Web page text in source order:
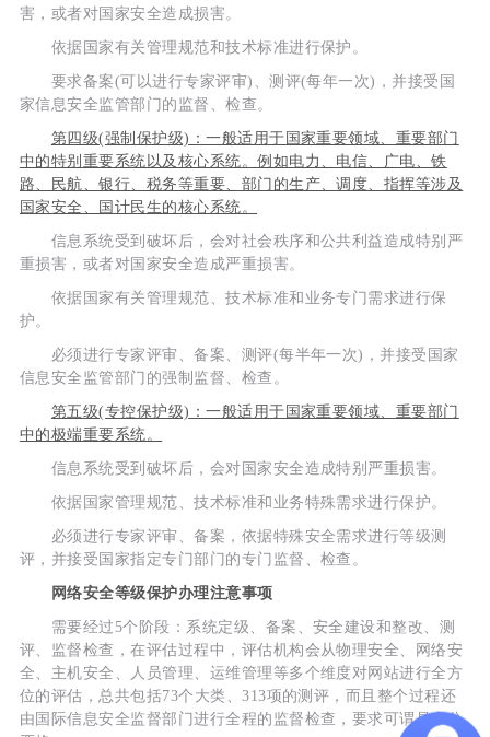
害，或者对国家安全造成损害。
依据国家有关管理规范和技术标准进行保护。
要求备案(可以进行专家评审)、测评(每年一次)，并接受国
家信息安全监管部门的监督、检查。
第四级(强制保护级)：一般适用于国家重要领域、重要部门
中的特别重要系统以及核心系统。例如电力、电信、广电、铁
路、民航、银行、税务等重要、部门的生产、调度、指挥等涉及
国家安全、国计民生的核心系统。
信息系统受到破坏后，会对社会秩序和公共利益造成特别严
重损害，或者对国家安全造成严重损害。
依据国家有关管理规范、技术标准和业务专门需求进行保
护。
必须进行专家评审、备案、测评(每半年一次)，并接受国家
信息安全监管部门的强制监督、检查。
第五级(专控保护级)：一般适用于国家重要领域、重要部门
中的极端重要系统。
信息系统受到破坏后，会对国家安全造成特别严重损害。
依据国家管理规范、技术标准和业务特殊需求进行保护。
必须进行专家评审、备案，依据特殊安全需求进行等级测
评，并接受国家指定专门部门的专门监督、检查。
网络安全等级保护办理注意事项
需要经过5个阶段：系统定级、备案、安全建设和整改、测
评、监督检查，在评估过程中，评估机构会从物理安全、网络安
全、主机安全、人员管理、运维管理等多个维度对网站进行全方
位的评估，总共包括73个大类、313项的测评，而且整个过程还
由国际信息安全监督部门进行全程的监督检查，要求可谓是十分